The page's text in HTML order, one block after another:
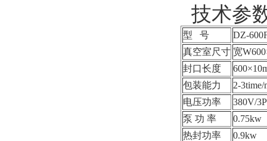
技术参
型 号
DZ-
真空室尺寸 宽
封口长度
包装能力
2-3time/
电压功率
380V/
泵 功 率
0.75kw
热封功率
0.9kw